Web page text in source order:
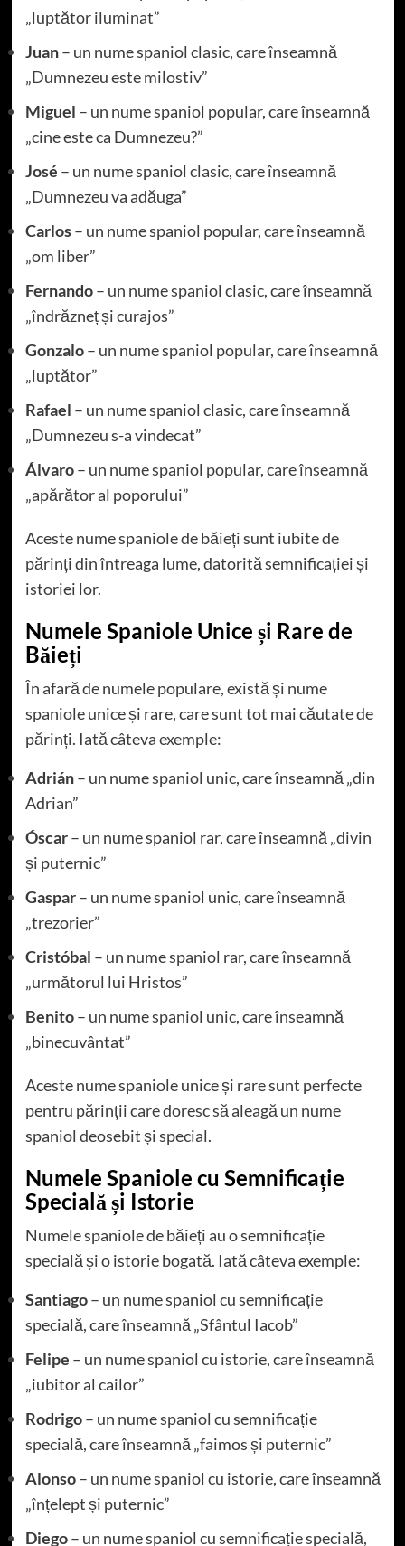
„luptător iluminat”
Juan– un nume spaniol clasic, care înseamnă
„Dumnezeu este milostiv”
Miguel – un nume spaniol popular, care înseamnă
„cine este ca Dumnezeu?”
José – un nume spaniol clasic, care înseamnă
„Dumnezeu va adăuga”
Carlos– un nume spaniol popular, care înseamnă
„om liber”
Fernando– un nume spaniol clasic, care înseamnă
„îndrăzneț și curajos”
Gonzalo– un nume spaniol popular, care înseamnă
„luptător”
Rafael – un nume spaniol clasic, care înseamnă
„Dumnezeu s-a vindecat”
Álvaro– un nume spaniol popular, care înseamnă
„apărător al poporului”
Aceste nume spaniole de băieți sunt iubite de
părinți din întreaga lume, datorită semnificației și
istoriei lor.
Numele Spaniole Unice și Rare de
Băieți
În afară de numele populare, există și nume
spaniole unice și rare, care sunt tot mai căutate de
părinți. Iată câteva exemple:
Adrián– un nume spaniol unic, care înseamnă „din
Adrian”
Óscar– un nume spaniol rar, care înseamnă „divin
și puternic”
Gaspar– un nume spaniol unic, care înseamnă
„trezorier”
Cristóbal – un nume spaniol rar, care înseamnă
„următorul lui Hristos”
Benito– un nume spaniol unic, care înseamnă
„binecuvântat”
Aceste nume spaniole unice și rare sunt perfecte
pentru părinții care doresc să aleagă un nume
spaniol deosebit și special.
Numele Spaniole cu Semnificație
Specială și Istorie
Numele spaniole de băieți au o semnificație
specială și o istorie bogată. Iată câteva exemple:
Santiago– un nume spaniol cu semnificație
specială, care înseamnă „Sfântul Iacob”
Felipe – un nume spaniol cu istorie, care înseamnă
„iubitor al cailor”
Rodrigo– un nume spaniol cu semnificație
specială, care înseamnă „faimos și puternic”
Alonso– un nume spaniol cu istorie, care înseamnă
„înțelept și puternic”
Diego– un nume spaniol cu semnificație specială,